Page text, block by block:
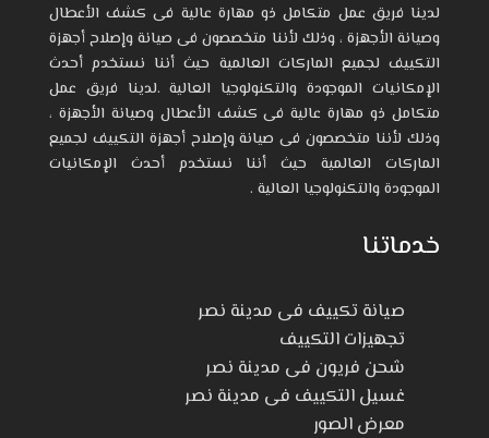
خدماتنا
صيانة تكييف فى مدينة نصر
تجهيزات التكييف
شحن فريون فى مدينة نصر
غسيل التكييف فى مدينة نصر
معرض الصور
لدينا فريق عمل متكامل ذو مهارة عالية فى كشف الأعطال
وصيانة الأجهزة ، وذلك لأننا متخصصون فى صيانة وإصلاح أجهزة
التكييف لجميع الماركات العالمية حيث أننا نستخدم أحدث
الإمكانيات الموجودة والتكنولوجيا العالية .لدينا فريق عمل
متكامل ذو مهارة عالية فى كشف الأعطال وصيانة الأجهزة ،
وذلك لأننا متخصصون فى صيانة وإصلاح أجهزة التكييف لجميع
الماركات العالمية حيث أننا نستخدم أحدث الإمكانيات
الموجودة والتكنولوجيا العالية .